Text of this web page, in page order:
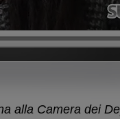
alla Camera dei